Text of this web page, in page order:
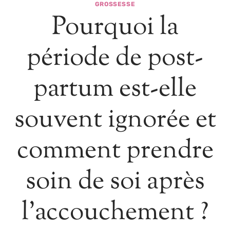
GROSSESSE
Pourquoi la
période de post-
partum est-elle
souvent ignorée et
comment prendre
soin de soi après
l’accouchement ?